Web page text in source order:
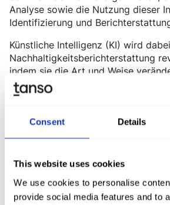
Consent Details
This website uses cookies
We use cookies to personalise
provide social media features and to
Analyse sowie die Nutzung dieser
Identifizierung und
Künstliche Intelligenz (KI) wird
Nachhaltigkeitsberichterstattung
indem sie die Art und Weise
Unternehmen Daten in Echtzeit
analysieren, Muster und Anomalien
historische Daten verwenden, um
Entwicklungen und Trends
einige Risiken mit sich: